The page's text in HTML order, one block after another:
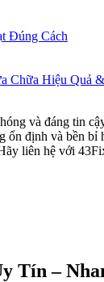
Đúng Cách
Chữa Hiệu Quả
và đáng tin
ổn định và bền
liên hệ với
Tín –